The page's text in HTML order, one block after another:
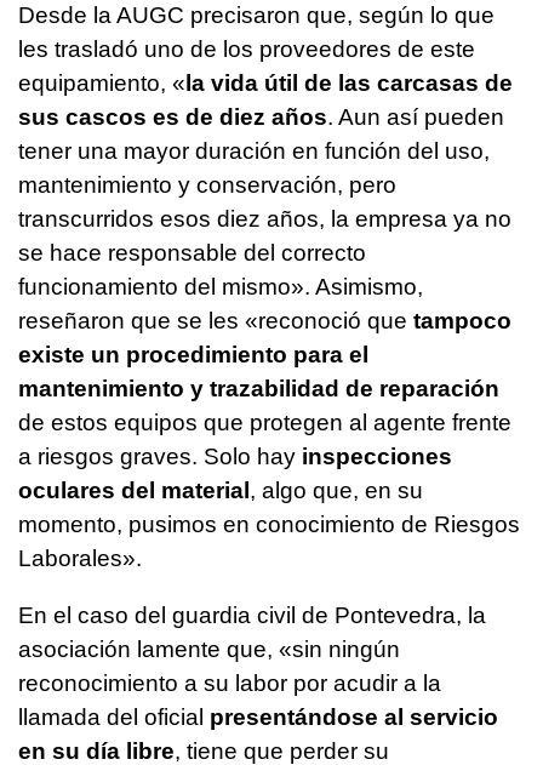
Desde la AUGC precisaron que, según lo que
les trasladó uno de los proveedores de este
equipamiento, «la vida útil de las carcasas de
sus cascos es de diez años. Aun así pueden
tener una mayor duración en función del uso,
mantenimiento y conservación, pero
transcurridos esos diez años, la empresa ya no
se hace responsable del correcto
funcionamiento del mismo». Asimismo,
reseñaron que se les «reconoció que tampoco
existe un procedimiento para el
mantenimiento y trazabilidad de reparación
de estos equipos que protegen al agente frente
a riesgos graves. Solo hay inspecciones
oculares del material, algo que, en su
momento, pusimos en conocimiento de Riesgos
Laborales».
En el caso del guardia civil de Pontevedra, la
asociación lamente que, «sin ningún
reconocimiento a su labor por acudir a la
llamada del oficial presentándose al servicio
en su día libre, tiene que perder su